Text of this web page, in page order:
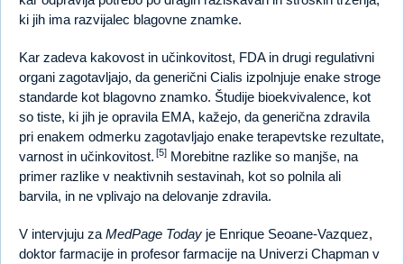
ki jih ima razvijalec blagovne znamke.
Kar zadeva kakovost in učinkovitost, FDA in drugi regulativni
organi zagotavljajo, da generični Cialis izpolnjuje enake stroge
standarde kot blagovno znamko. Študije bioekvivalence, kot
so tiste, ki jih je opravila EMA, kažejo, da generična zdravila
pri enakem odmerku zagotavljajo enake terapevtske rezultate,
varnost in učinkovitost. [5] Morebitne razlike so manjše, na
primer razlike v neaktivnih sestavinah, kot so polnila ali
barvila, in ne vplivajo na delovanje zdravila.
V intervjuju za MedPage Today je Enrique Seoane-Vazquez,
doktor farmacije in profesor farmacije na Univerzi Chapman v